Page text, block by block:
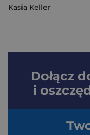
Kasia Keller
Dołącz
i